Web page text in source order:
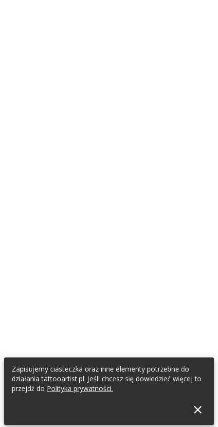
Zapisujemy ciasteczka oraz inne elementy potrzebne do
działania tattooartist.pl. Jeśli chcesz się dowiedzieć więcej to
przejdź do Polityka prywatności.